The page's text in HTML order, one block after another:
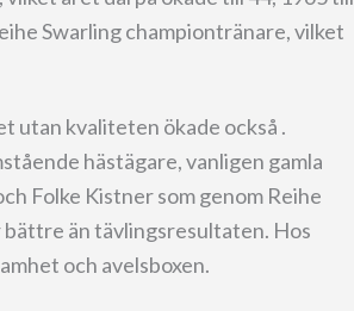
Swarling championtränare, vilket
utan kvaliteten ökade också .
hästägare, vanligen gamla
Folke Kistner som genom Reihe
än tävlingsresultaten. Hos
och avelsboxen.